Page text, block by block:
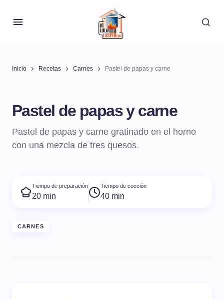
Inicio Recetas Carnes Pastel de papas y carne
Pastel de papas y carne
Pastel de papas y carne gratinado en el horno
con una mezcla de tres quesos.
Tiempo de preparación
20 min
Tiempo de cocción
40 min
CARNES